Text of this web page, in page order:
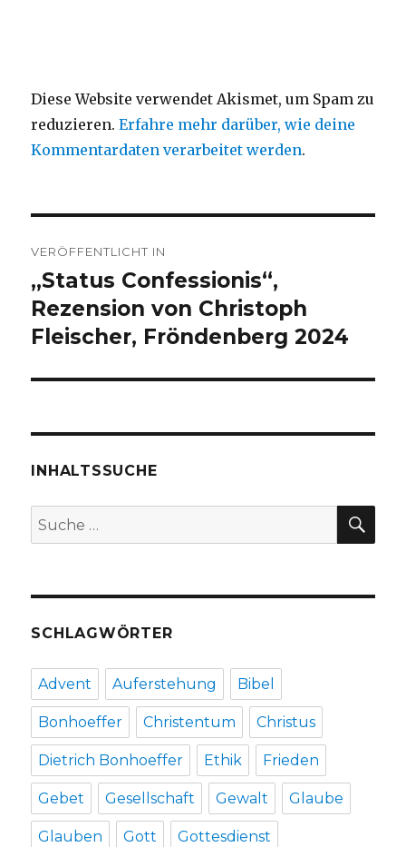
Diese Website verwendet Akismet, um Spam zu
reduzieren.Erfahre mehr darüber, wie deine
Kommentardaten verarbeitet werden.
VERÖFFENTLICHT IN
„Status Confessionis“,
Rezension von Christoph
Fleischer, Fröndenberg 2024
INHALTSSUCHE
Suche
nach:
SCHLAGWÖRTER
Advent Auferstehung Bibel
Bonhoeffer Christentum Christus
Dietrich Bonhoeffer Ethik Frieden
Gebet Gesellschaft Gewalt Glaube
Glauben Gott Gottesdienst